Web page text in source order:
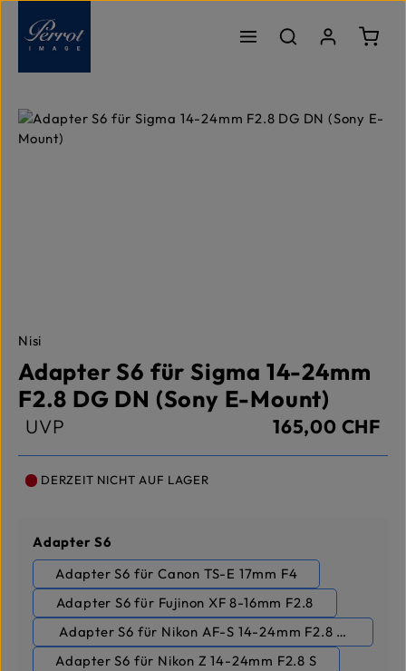
Zum Hauptinhalt springen
Bildergalerie überspringen
Nisi
Adapter S6 für Sigma 14-24mm
F2.8 DG DN (Sony E-Mount)
UVP 165,00 CHF
DERZEIT NICHT AUF LAGER
Adapter S6
Adapter S6 für Canon TS-E 17mm F4
Adapter S6 für Fujinon XF 8-16mm F2.8
Adapter S6 für Nikon AF-S 14-24mm F2.8 G ED
Adapter S6 für Nikon Z 14-24mm F2.8 S